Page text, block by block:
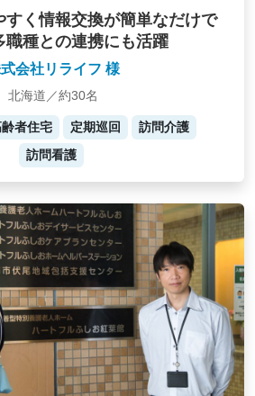
すく情報交換が簡単なだけで
職種との連携にも活躍
会社リライフ 様
北海道／約30名
者住宅 定期巡回
訪問介護
訪問看護